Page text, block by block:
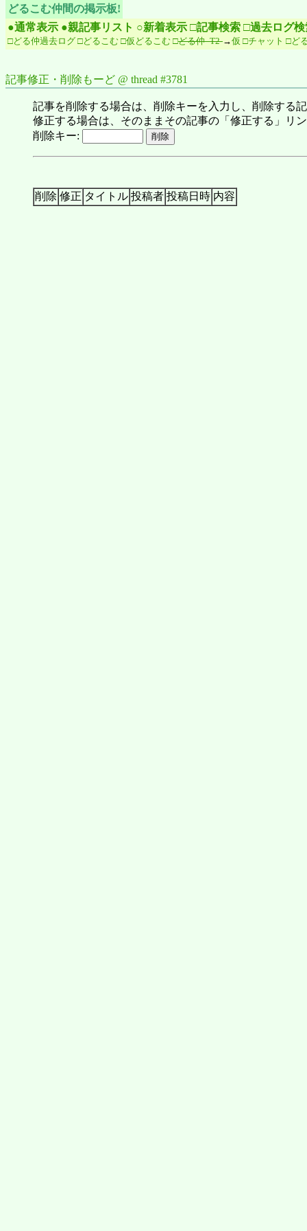
どるこむ仲間の掲示板!
●通常表示 ●親記事リスト ○新着表示 □記事検索 □過去ログ検
□どる仲過去ログ □どるこむ □仮どるこむ □どる仲 -T2-→仮 □チャット □ど
記事修正・削除もーど @ thread #3781
記事を削除する場合は、削除キーを入力し、削除する
修正する場合は、そのままその記事の「修正する」リ
削除キー:
削除 修正 タイトル 投稿者 投稿日時 内容